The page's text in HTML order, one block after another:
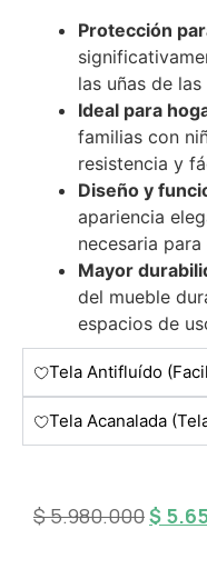
Protección
las uñas de
Ideal para
familias con
resistencia y
Diseño y
apariencia
necesaria
Mayor
del mueble
espacios de
Tela Antifluído
Tela Acanalada
$5.980.000$